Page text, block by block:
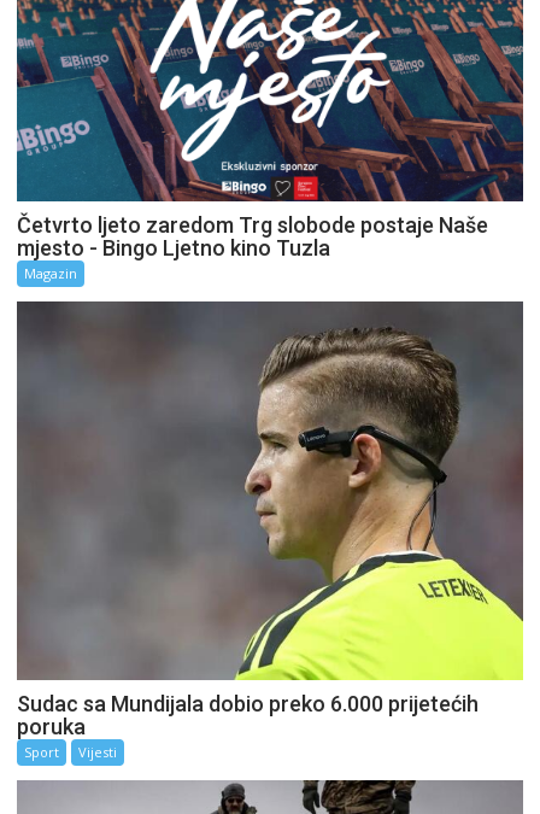
Četvrto ljeto zaredom Trg slobode postaje Naše
mjesto - Bingo Ljetno kino Tuzla
Magazin
Sudac sa Mundijala dobio preko 6.000 prijetećih
poruka
Sport Vijesti